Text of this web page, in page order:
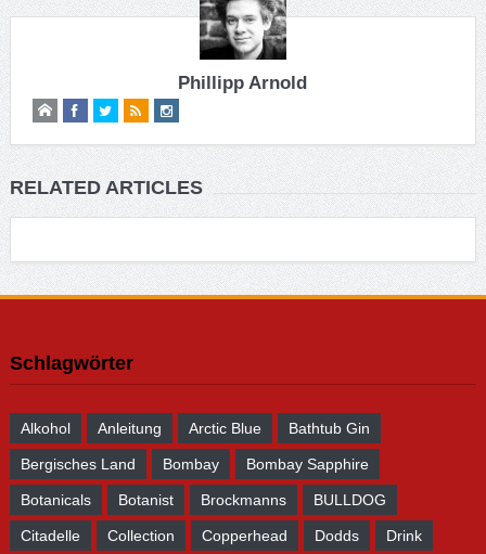
Phillipp Arnold
RELATED ARTICLES
Schlagwörter
Alkohol Anleitung Arctic Blue Bathtub Gin
Bergisches Land Bombay Bombay Sapphire
Botanicals Botanist Brockmanns BULLDOG
Citadelle Collection Copperhead Dodds Drink